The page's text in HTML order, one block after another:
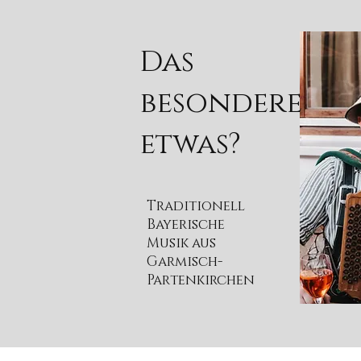
Das
besondere
etwas?
Traditionell
Bayerische
Musik aus
Garmisch-
Partenkirchen